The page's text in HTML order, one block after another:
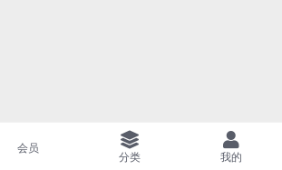
会员
分类 我的